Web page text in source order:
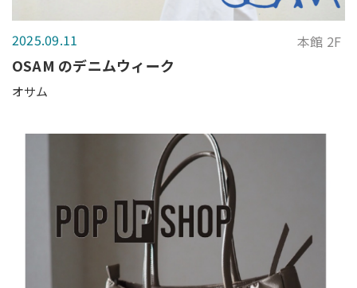
2025.09.11 本館 2F
OSAM のデニムウィーク
オサム